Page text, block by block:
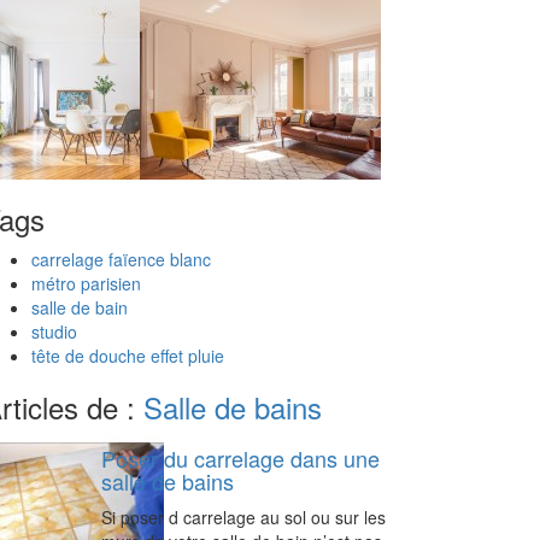
carrelage faïence blanc
métro parisien
salle de bain
studio
tête de douche effet pluie
de : Salle de bains
Poser du carrelage dans une
salle de bains
Si poser d carrelage au sol ou sur les